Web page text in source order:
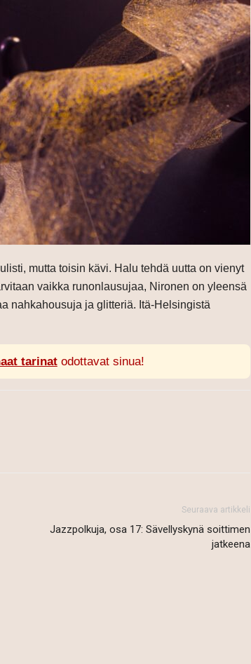
mutta toisin kävi. Halu tehdä uutta on vienyt
vaikka runonlausujaa, Nironen on yleensä
nahkahousuja ja glitteriä. Itä-Helsingistä
tarinatodottavat sinua!
Seuraava artikkeli
Jazzpolkuja, osa 17: Sävellyskynä soittimen
jatkeena